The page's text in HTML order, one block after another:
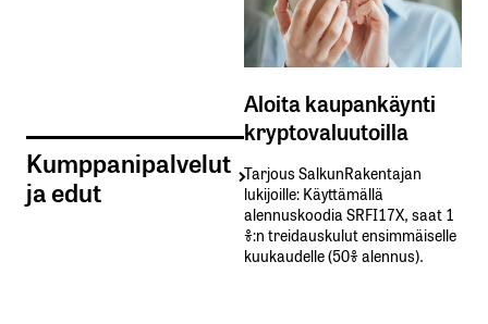
Kumppanipalvelut
ja edut
Aloita kaupankäynti
kryptovaluutoilla
Tarjous SalkunRakentajan
lukijoille: Käyttämällä​ ​
alennuskoodia​ ​SRFI17X,​ ​saat​ ​1
%:n treidauskulut​ ​ensimmäiselle​ ​
kuukaudelle​ ​(50%​ ​alennus).